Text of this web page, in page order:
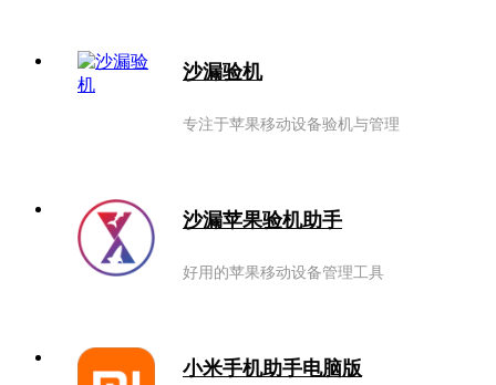
沙漏验机
专注于苹果移动设备验机与管理
沙漏苹果验机助手
好用的苹果移动设备管理工具
小米手机助手电脑版